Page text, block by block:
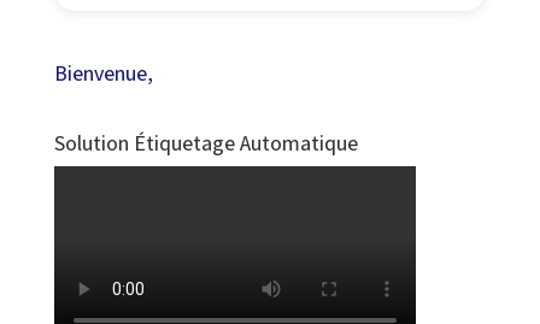
Bienvenue,
Solution Étiquetage Automatique